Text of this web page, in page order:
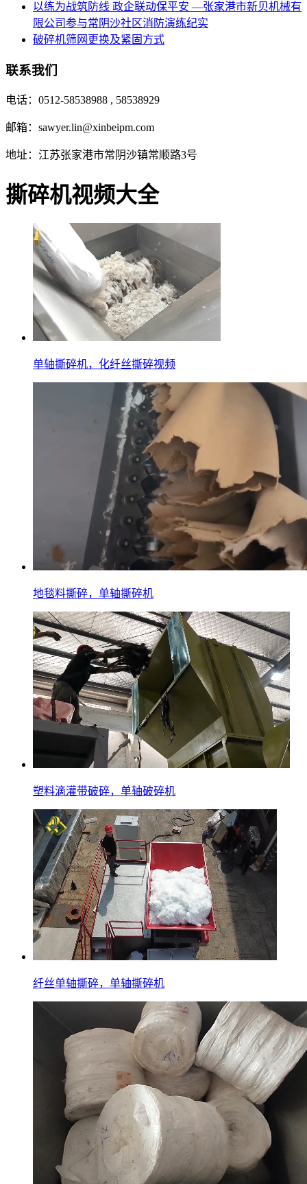
以练为战筑防线 政企联动保平安 —张家港市新贝机械有
限公司参与常阴沙社区消防演练纪实
破碎机筛网更换及紧固方式
联系我们
电话：0512-58538988 , 58538929
邮箱：sawyer.lin@xinbeipm.com
地址：江苏张家港市常阴沙镇常顺路3号
撕碎机视频大全
单轴撕碎机，化纤丝撕碎视频
地毯料撕碎，单轴撕碎机
塑料滴灌带破碎，单轴破碎机
纤丝单轴撕碎，单轴撕碎机